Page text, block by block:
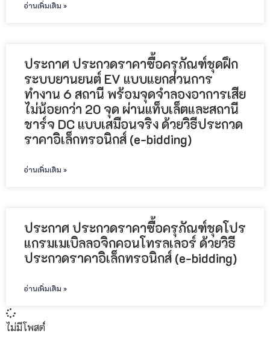
อ่านเพิ่มเติม »
ประกาศ ประกวดราคาซื้อครุภัณฑ์ชุดฝึก
ระบบยานยนต์ EV แบบแยกส่วนการ
ทำงาน 6 สถานี พร้อมจุดจำลองอาการเสีย
ไม่น้อยกว่า 20 จุด ผ่านแท็บเล็ตและสถานี
ชาร์จ DC แบบเสมือนจริง ด้วยวิธีประกวด
ราคาอิเล็กทรอนิกส์ (e-bidding)
อ่านเพิ่มเติม »
ประกาศ ประกวดราคาซื้อครุภัณฑ์ชุดโปร
แกรมเมเบิลลอจิกคอนโทรลเลอร์ ด้วยวิธี
ประกวดราคาอิเล็กทรอนิกส์ (e-bidding)
อ่านเพิ่มเติม »
ไม่มีโพสต์